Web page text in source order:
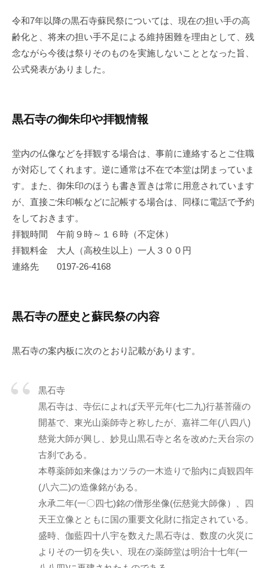
令和7年以降の黒石寺蘇民祭については、現在の担い手の高
齢化と、将来の担い手不足による維持困難を理由として、残
念ながら今後は祭りそのものを実施しないこととなった旨、
公式発表がありました。
黒石寺の御朱印や拝観情報
堂内の仏像などを拝観する場合は、事前に連絡するとご住職
が対応してくれます。逆に通常は不在で本堂は閉まっていま
す。また、御朱印のほうも書き置きは常に用意されています
が、直接ご朱印帳などに記帳する場合は、同様に電話で予約
をしておきます。
拝観時間 午前９時～１６時（不定休）
拝観料金 大人（高校生以上）一人３００円
連絡先 0197-26-4168
黒石寺の歴史と蘇民祭の内容
黒石寺の案内板に次のとおり記載があります。
黒石寺
黒石寺は、寺伝によれば天平元年(七二九)行基菩薩の
開基で、東光山薬師寺と称したが、嘉祥二年(八四八)
慈覚大師が興し、妙見山黒石寺と名を改めた天台宗の
古刹である。
本尊薬師如来像はカツラの一木造りで胎内に貞観四年
(八六二)の造像銘がある。
永承二年(一〇四七)銘の僧形坐像(伝慈覚大師像）、四
天王立像とともに国の重要文化財に指定されている。
盛時、伽藍四十八宇を数えた黒石寺は、数度の火災に
よりその一切を失い、現在の薬師堂は明治十七年(一